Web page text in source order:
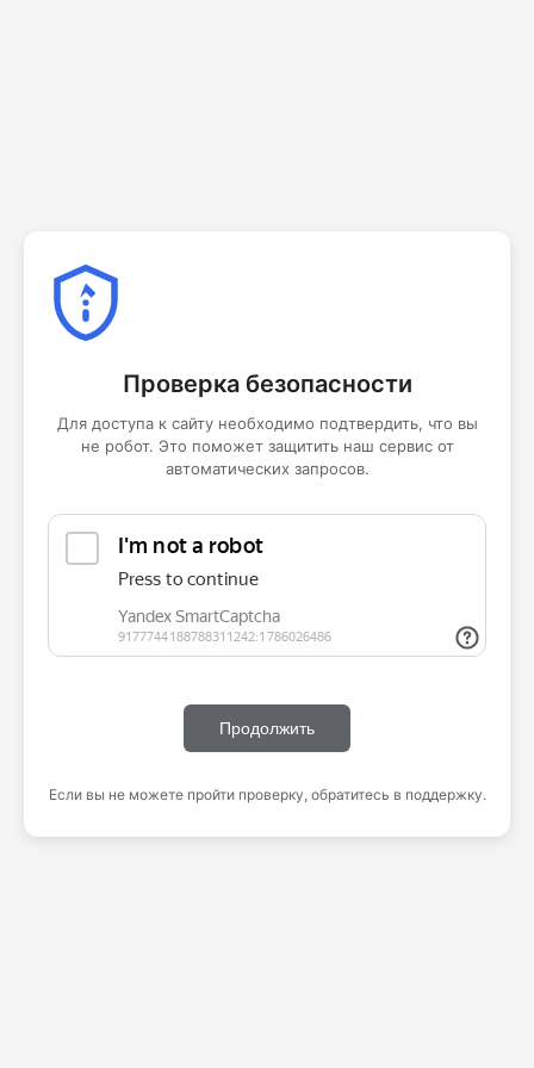
Проверка безопасности
Для доступа к сайту необходимо подтвердить, что вы
не робот. Это поможет защитить наш сервис от
автоматических запросов.
Продолжить
Если вы не можете пройти проверку, обратитесь в поддержку.